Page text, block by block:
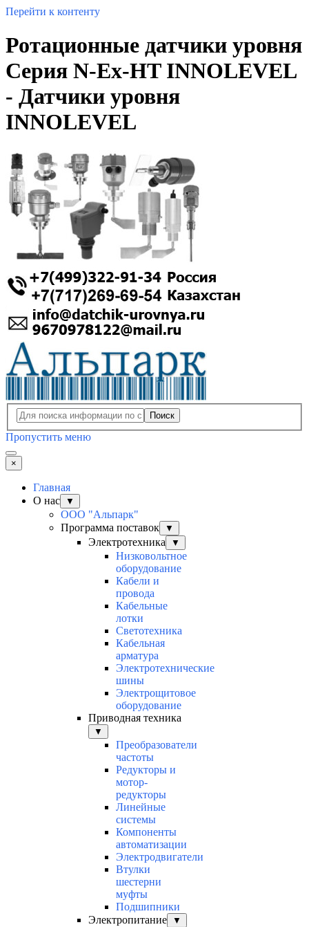
Перейти к контенту
Ротационные датчики уровня
Серия N-Ex-HT INNOLEVEL
- Датчики уровня
INNOLEVEL
Поиск
Пропустить меню
×
Главная
О нас
▼
ООО "Альпарк"
Программа поставок
▼
Электротехника ▼
Низковольтное
оборудование
Кабели и
провода
Кабельные
лотки
Светотехника
Кабельная
арматура
Электротехнические
шины
Электрощитовое
оборудование
Приводная техника
▼
Преобразователи
частоты
Редукторы и
мотор-
редукторы
Линейные
системы
Компоненты
автоматизации
Электродвигатели
Втулки
шестерни
муфты
Подшипники
Электропитание
▼